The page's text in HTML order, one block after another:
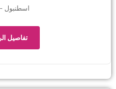
اسطنبول
تفاصيل